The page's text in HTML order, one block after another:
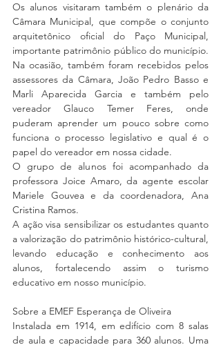
Os alunos visitaram também o plenário da
Câmara Municipal, que compõe o conjunto
arquitetônico oficial do Paço Municipal,
importante patrimônio público do município.
Na ocasião, também foram recebidos pelos
assessores da Câmara, João Pedro Basso e
Marli Aparecida Garcia e também pelo
vereador Glauco Temer Feres, onde
puderam aprender um pouco sobre como
funciona o processo legislativo e qual é o
papel do vereador em nossa cidade.
O grupo de alunos foi acompanhado da
professora Joice Amaro, da agente escolar
Mariele Gouvea e da coordenadora, Ana
Cristina Ramos.
A ação visa sensibilizar os estudantes quanto
a valorização do patrimônio histórico-cultural,
levando educação e conhecimento aos
alunos, fortalecendo assim o turismo
educativo em nosso município.
Sobre a EMEF Esperança de Oliveira
Instalada em 1914, em edifício com 8 salas
de aula e capacidade para 360 alunos. Uma